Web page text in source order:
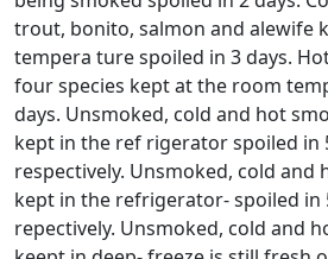
trout, bonito, salmon and alewife
tempera ture spoiled in 3 days.
four species kept at the room
days. Unsmoked, cold and hot
kept in the ref rigerator spoiled in
respectively. Unsmoked, cold and
kept in the refrigerator- spoiled in
repectively. Unsmoked, cold and